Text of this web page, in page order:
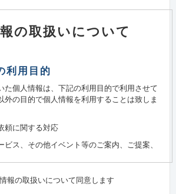
の取扱いについて
利用目的
た個人情報は、下記の利用目的で利用させて
外の目的で個人情報を利用することは致しま
頼に関する対応
ビス、その他イベント等のご案内、ご提案、
の品質改善・応対サービスの向上のための情
報の取扱いについて同意します